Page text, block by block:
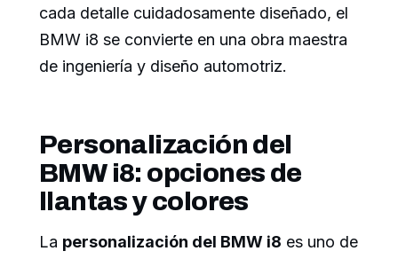
cada detalle cuidadosamente diseñado, el
BMW i8 se convierte en una obra maestra
de ingeniería y diseño automotriz.
Personalización del
BMW i8: opciones de
llantas y colores
La personalización del BMW i8 es uno de